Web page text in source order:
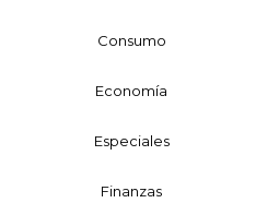
Consumo
Economía
Especiales
Finanzas